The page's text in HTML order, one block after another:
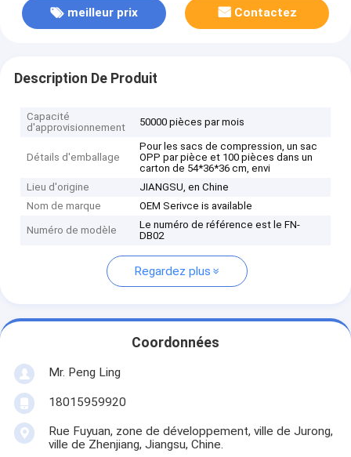
meilleur prix Contactez
Description De Produit
Capacité
d'approvisionnement
50000 pièces par mois
Détails d'emballage
Pour les sacs de compression, un sac
OPP par pièce et 100 pièces dans un
carton de 54*36*36 cm, envi
Lieu d'origine
JIANGSU, en Chine
Nom de marque
OEM Serivce is available
Numéro de modèle
Le numéro de référence est le FN-
DB02
Regardez plus
Coordonnées
Mr. Peng Ling
18015959920
Rue Fuyuan, zone de développement, ville de Jurong,
ville de Zhenjiang, Jiangsu, Chine.